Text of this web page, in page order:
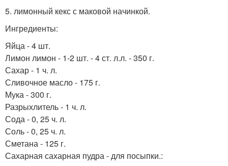
5. лимонный кекс с маковой начинкой.
Ингредиенты:
Яйца - 4 шт.
Лимон лимон - 1-2 шт. - 4 ст. л.л. - 350 г.
Сахар - 1 ч. л.
Сливочное масло - 175 г.
Мука - 300 г.
Разрыхлитель - 1 ч. л.
Сода - 0, 25 ч. л.
Соль - 0, 25 ч. л.
Сметана - 125 г.
Сахарная сахарная пудра - для посыпки.: